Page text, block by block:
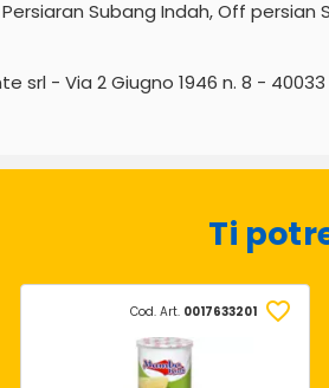
Subang Indah, Off persian
srl - Via 2 Giugno 1946 n. 8 -
Ti
Cod. Art. 0017633201